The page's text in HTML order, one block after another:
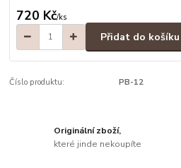
720 Kč/ks
Přidat do košíku
Číslo produktu: PB-12
Originální zboží,
které jinde nekoupíte